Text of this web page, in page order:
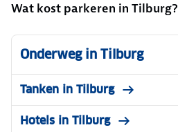
Wat kost parkeren in Tilburg?
Onderweg in Tilburg
Tanken in Tilburg
Hotels in Tilburg